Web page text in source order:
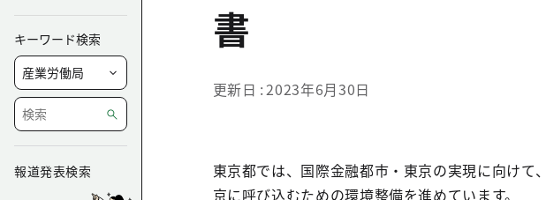
キーワード検索
報道発表検索
書
更新日 2023年6月30日
東京都では、国際金融都市・東京の実現に向け
京に呼び込むための環境整備を進めています。